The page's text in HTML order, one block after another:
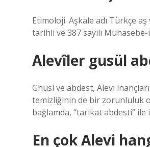
Etimoloji. Aşkale adı Türkçe
tarihli ve 387 sayılı
Alevîler gusül
Ghusl ve abdest, Alevi
temizliğinin de bir zorunluluk
bağlamda, “tarikat abdesti” ile
En çok Alevi